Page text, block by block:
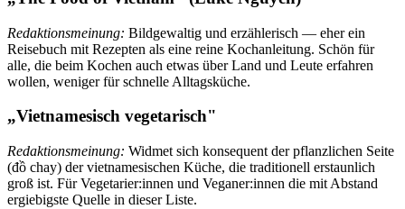
Redaktionsmeinung: Bildgewaltig und erzählerisch — eher ein
Reisebuch mit Rezepten als eine reine Kochanleitung. Schön für
alle, die beim Kochen auch etwas über Land und Leute erfahren
wollen, weniger für schnelle Alltagsküche.
„Vietnamesisch vegetarisch"
Redaktionsmeinung: Widmet sich konsequent der pflanzlichen Seite
(đồ chay) der vietnamesischen Küche, die traditionell erstaunlich
groß ist. Für Vegetarier:innen und Veganer:innen die mit Abstand
ergiebigste Quelle in dieser Liste.